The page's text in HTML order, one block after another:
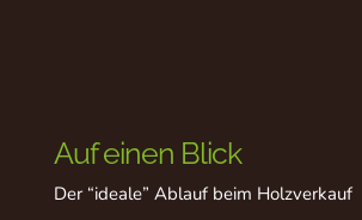
Auf einen Blick
Der “ideale” Ablauf beim Holzverkauf